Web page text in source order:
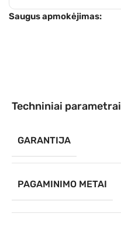
Saugus apmokėjimas:
Techniniai parametrai
GARANTIJA
PAGAMINIMO METAI